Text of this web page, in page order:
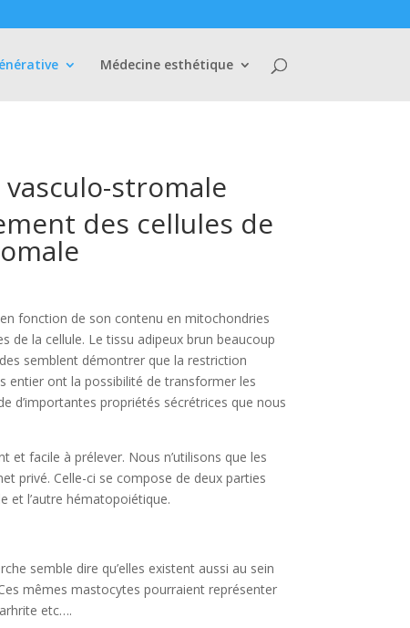
Médecine esthétique
stromale
des cellules de
fonction de son contenu en mitochondries
de la cellule. Le tissu adipeux brun beaucoup
semblent démontrer que la restriction
entier ont la possibilité de transformer les
d’importantes propriétés sécrétrices que nous
et facile à prélever. Nous n’utilisons que les
privé. Celle-ci se compose de deux parties
et l’autre hématopoiétique.
semble dire qu’elles existent aussi au sein
mêmes mastocytes pourraient représenter
etc….